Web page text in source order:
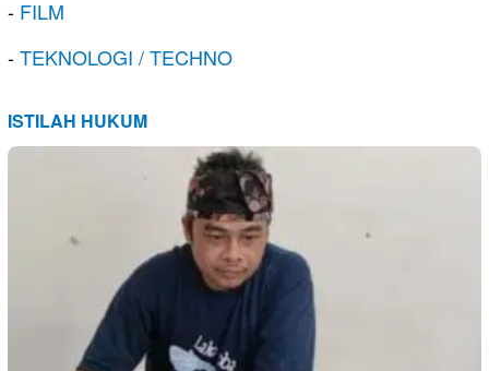
- FILM
-TEKNOLOGI / TECHNO
ISTILAH HUKUM